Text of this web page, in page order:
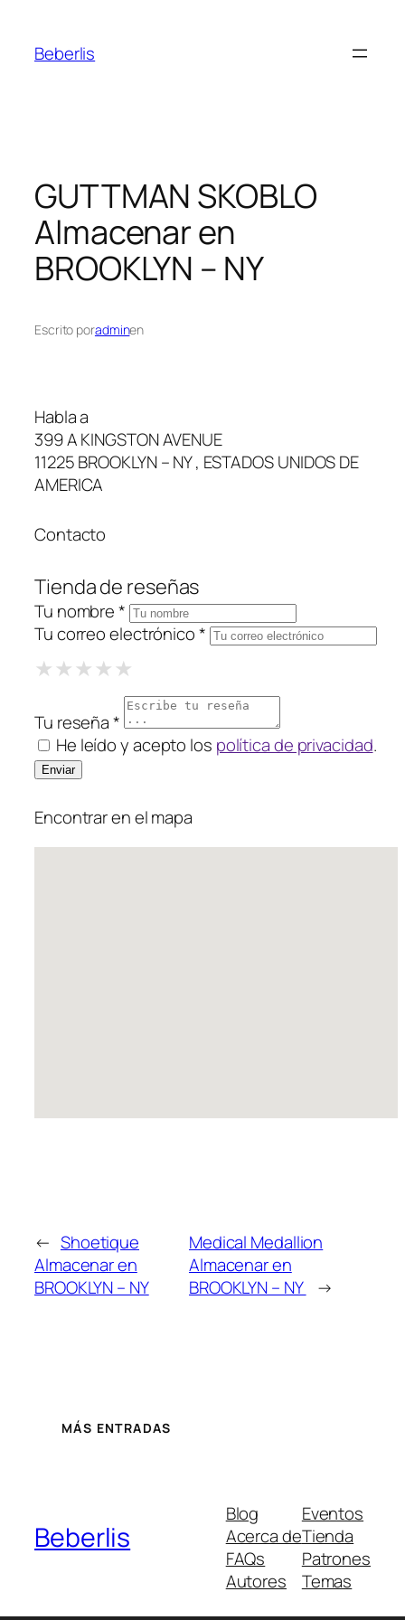
Beberlis
GUTTMAN SKOBLO
Almacenar en
BROOKLYN – NY
Escrito poradminen
Habla a
399 A KINGSTON AVENUE
11225 BROOKLYN – NY , ESTADOS UNIDOS DE
AMERICA
Contacto
Tienda de reseñas
Tu nombre *
Tu correo electrónico *
★1 Star
★★2 Stars
★★★3 Stars
★★★★4 Stars
★★★★★
Tu reseña *
He leído y acepto los política de privacidad.
Encontrar en el mapa
← Shoetique
Almacenar en
BROOKLYN – NY
Medical Medallion
Almacenar en
BROOKLYN – NY
→
MÁS ENTRADAS
Beberlis
Blog
Acerca de
FAQs
Autores
Eventos
Tienda
Patrones
Temas